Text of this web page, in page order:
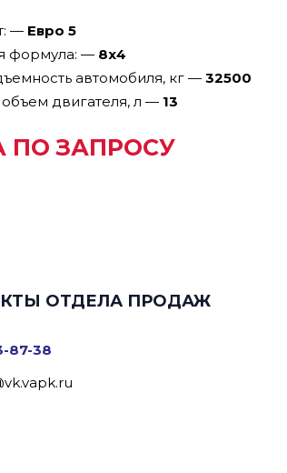
— Евро 5
формула: — 8х4
автомобиля, кг —32500
двигателя, л — 13
ПО ЗАПРОСУ
ОТДЕЛА ПРОДАЖ
87-38